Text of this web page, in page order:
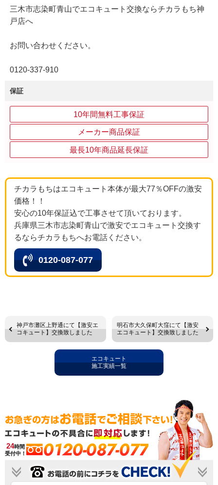
三木市志染町青山でエコキュート交換ならチカラもち神
戸店へ
お問い合わせください。
0120‐337‐910
保証
10年間無料工事保証
メーカー商品保証
最長10年商品延長保証
チカラもちはエコキュート本体が最大77％OFFの激安
価格！！
安心の10年保証込で工事させて頂いております。
兵庫県三木市志染町青山で激安でエコキュート交換す
るならチカラもちへお電話ください。
0120-087-077
神戸市灘区上野通にて【激安エ
コキュート】交換致しました
明石市大久保町大窪にて【激安
エコキュート】交換致しました
エコキュート
施工実績一覧
24時間
受付中！
0120-087-077